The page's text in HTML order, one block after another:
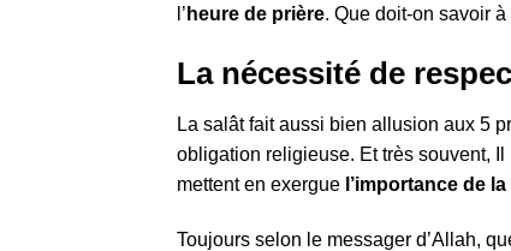
l’ heure de prière. Que doit-on savoir
La nécessité de
La salât fait aussi bien allusion aux 5
obligation religieuse. Et très souvent,
mettent en exergue l’importance de
Toujours selon le messager d’Allah,